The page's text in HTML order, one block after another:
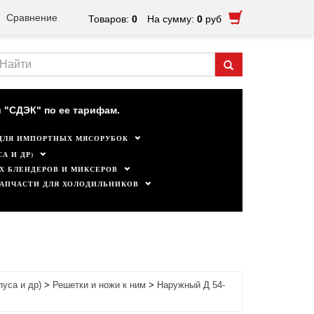
Товаров: 0 На сумму: 0 руб
Сравнение
"СДЭК" по ее тарифам.
ИМПОРТНЫХ МЯСОРУБОК
И ДР)
БЛЕНДЕРОВ И МИКСЕРОВ
ДЛЯ ХОЛОДИЛЬНИКОВ
и др)> Решетки и ножи к ним > Наружный Д 54-